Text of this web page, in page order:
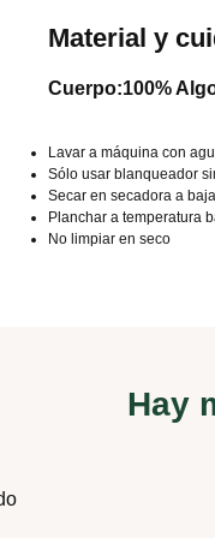
Material y
Cuerpo:100%
Lavar a máquina con
Sólo usar blanqueador
Secar en secadora a
Planchar a temperatura
No limpiar en seco
Hay